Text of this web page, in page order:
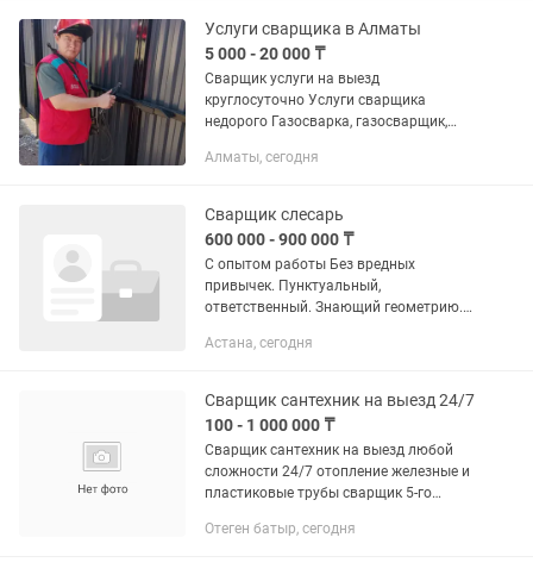
Услуги сварщика в Алматы
5 000 - 20 000 ₸
Сварщик услуги на выезд
круглосуточно Услуги сварщика
недорого Газосварка, газосварщик,
и отопления Выезд на все виды
Сварка труб...
Алматы, сегодня
Сварщик слесарь
600 000 - 900 000 ₸
С опытом работы Без вредных
привычек. Пунктуальный,
ответственный. Знающий геометрию.
монтаж Цех обработки металлов,
Лофт...
Астана, сегодня
Сварщик сантехник на выезд 24/7
100 - 1 000 000 ₸
Сварщик сантехник на выезд любой
сложности 24/7 отопление железные и
пластиковые трубы сварщик 5-го
документы и допуск .сварка полу
Отеген батыр, сегодня